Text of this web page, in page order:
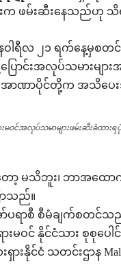
းက ဖမ်းဆီးနေသည်ဟု
ဝါရီလ ၂၁ ရက်နေ့မှစ
ြောင်းအလုပ်သမားမျ
အာဏာပိုင်တို့က အသိပေးအ
မဝင်အလုပ်သမာများဖမ်းဆီးခံထားရပုံ
ော့ မသိဘူး၊ ဘာအထေ
ာသည်။
ပရာစီ စီမံချက်စတင်သ
းမဝင် နိုင်ငံသား စုစုပေါ
ရှားနိုင်ငံ သတင်းဌာန